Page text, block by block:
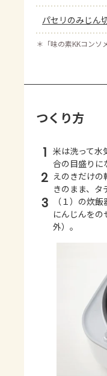
パセリのみじん
＊ 「味の素KKコン
つくり方
1 米は洗って水
合の目盛りに
2 えのきだけ
きのまま、タ
3
（１）の炊
にんじんを
外）。